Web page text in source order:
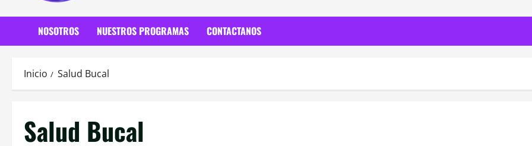
NOSOTROS NUESTROS PROGRAMAS CONTACTANOS
Inicio Salud Bucal
Salud Bucal